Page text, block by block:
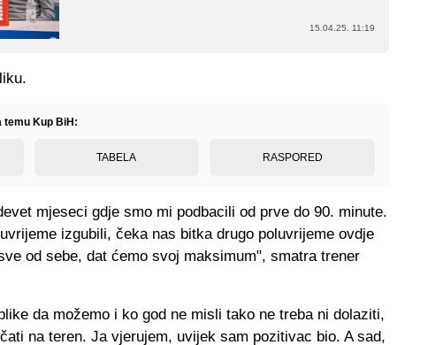
15.04.25. 11:19
temu Kup BiH:
TABELA RASPORED
mjeseci gdje smo mi podbacili od prve do 90. minute.
izgubili, čeka nas bitka drugo poluvrijeme ovdje
od sebe, dat ćemo svoj maksimum", smatra trener
da možemo i ko god ne misli tako ne treba ni dolaziti,
na teren. Ja vjerujem, uvijek sam pozitivac bio. A sad,